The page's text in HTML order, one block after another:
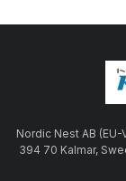
Nordic Nest AB
394 70 Kalmar,